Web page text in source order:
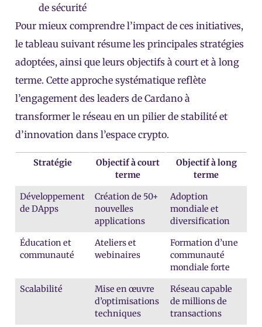
de sécurité
Pour mieux comprendre l’impact de ces initiatives,
le tableau suivant résume les principales stratégies
adoptées, ainsi que leurs objectifs à court et à long
terme. Cette approche systématique reflète
l’engagement des leaders de Cardano à
transformer le réseau en un pilier de stabilité et
d’innovation dans l’espace crypto.
Stratégie
Objectif à court
terme
Objectif à long
terme
Développement
de DApps
Création de 50+
nouvelles
applications
Adoption
mondiale et
diversification
Éducation et
communauté
Ateliers et
webinaires
Formation d’une
communauté
mondiale forte
Scalabilité
Mise en œuvre
d’optimisations
techniques
Réseau capable
de millions de
transactions